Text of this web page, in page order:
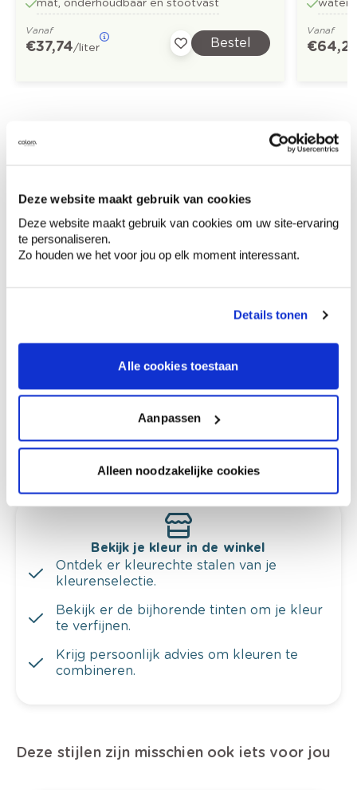
Deze website maakt gebruik van cookies
Deze website maakt gebruik van cookies om uw site-ervaring
te personaliseren.
Zo houden we het voor jou op elk moment interessant.
Details tonen
Alle cookies toestaan
Aanpassen
Alleen noodzakelijke cookies
Vanaf
€ 37,74/liter Bestel
Vanaf
€
Blauw
Bruin Paars
Stone Art - steenimitatie
Ga samen met de kleuradviseur door je
Krijg kleuradvies op basis van de lichtinval
Krijg ineens een technologische check-up
van je muren.
Bekijk je kleur in de winkel
Ontdek er kleurechte stalen van je
kleurenselectie.
Bekijk er de bijhorende tinten om je kleur
te verfijnen.
Krijg persoonlijk advies om kleuren te
combineren.
Deze stijlen zijn misschien ook iets voor jou